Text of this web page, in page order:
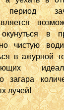
период
окунуться в
чистую
в ажурной
загара
лучей!